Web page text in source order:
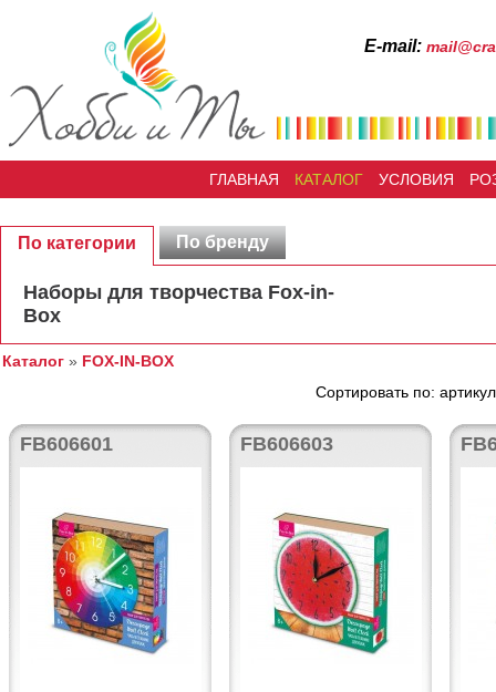
Е-mail:
ГЛАВНАЯ КАТАЛОГ УСЛОВИЯ
По категории По бренду
Наборы для творчества Fox-in-
Box
Каталог » FOX-IN-BOX
Сортировать по:
FB606601 FB606603